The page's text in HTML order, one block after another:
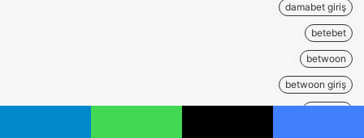
damabet giriş
betebet
betwoon
betwoon giriş